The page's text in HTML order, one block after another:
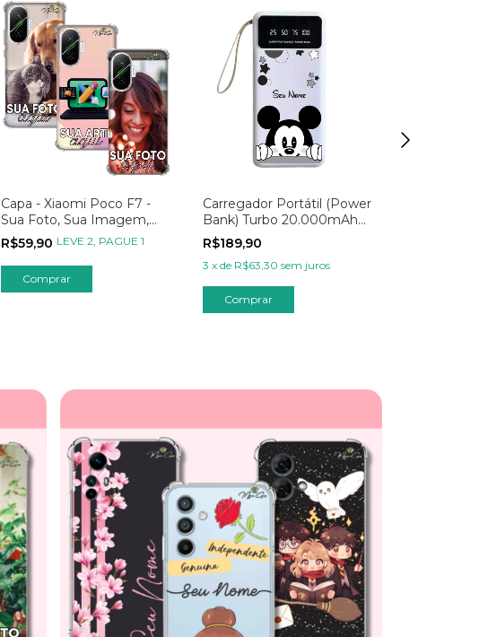
Capa - Xiaomi Poco F7 -
Sua Foto, Sua Imagem,
Sua Arte
R$59,90 LEVE 2, PAGUE 1
Comprar
Carregador Portátil (Power
Bank) Turbo 20.000mAh
Personalizado - Wish Hello
Mickey Mouse
R$189,90
3 xde R$63,30 sem juros
Comprar